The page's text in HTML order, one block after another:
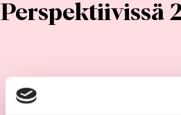
Perspektiivissä